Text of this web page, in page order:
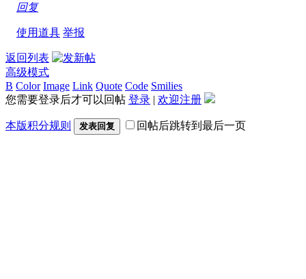
回复
使用道具 举报
返回列表
高级模式
B Color Image Link Quote Code Smilies
您需要登录后才可以回帖 登录 | 欢迎注册
本版积分规则 发表回复 回帖后跳转到最后一页